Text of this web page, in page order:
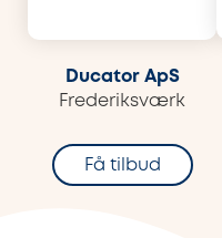
Ducator ApS
Frederiksværk
Få tilbud